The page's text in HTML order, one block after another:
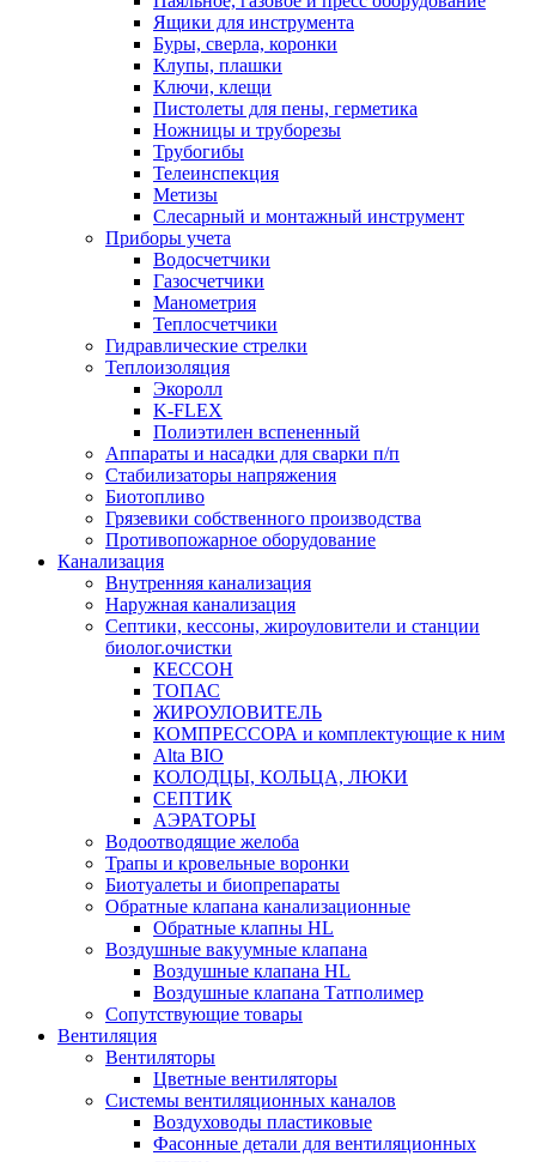
Ящики для инструмента
Буры, сверла, коронки
Клупы, плашки
Ключи, клещи
Пистолеты для пены, герметика
Ножницы и труборезы
Трубогибы
Телеинспекция
Метизы
Слесарный и монтажный инструмент
Приборы учета
Водосчетчики
Газосчетчики
Манометрия
Теплосчетчики
Гидравлические стрелки
Теплоизоляция
Экоролл
K-FLEX
Полиэтилен вспененный
Аппараты и насадки для сварки п/п
Стабилизаторы напряжения
Биотопливо
Грязевики собственного производства
Противопожарное оборудование
Канализация
Внутренняя канализация
Наружная канализация
Септики, кессоны, жироуловители и станции
биолог.очистки
КЕССОН
ТОПАС
ЖИРОУЛОВИТЕЛЬ
КОМПРЕССОРА и комплектующие к ним
Alta BIO
КОЛОДЦЫ, КОЛЬЦА, ЛЮКИ
СЕПТИК
АЭРАТОРЫ
Водоотводящие желоба
Трапы и кровельные воронки
Биотуалеты и биопрепараты
Обратные клапана канализационные
Обратные клапны HL
Воздушные вакуумные клапана
Воздушные клапана HL
Воздушные клапана Татполимер
Сопутствующие товары
Вентиляция
Вентиляторы
Цветные вентиляторы
Системы вентиляционных каналов
Воздуховоды пластиковые
Фасонные детали для вентиляционных